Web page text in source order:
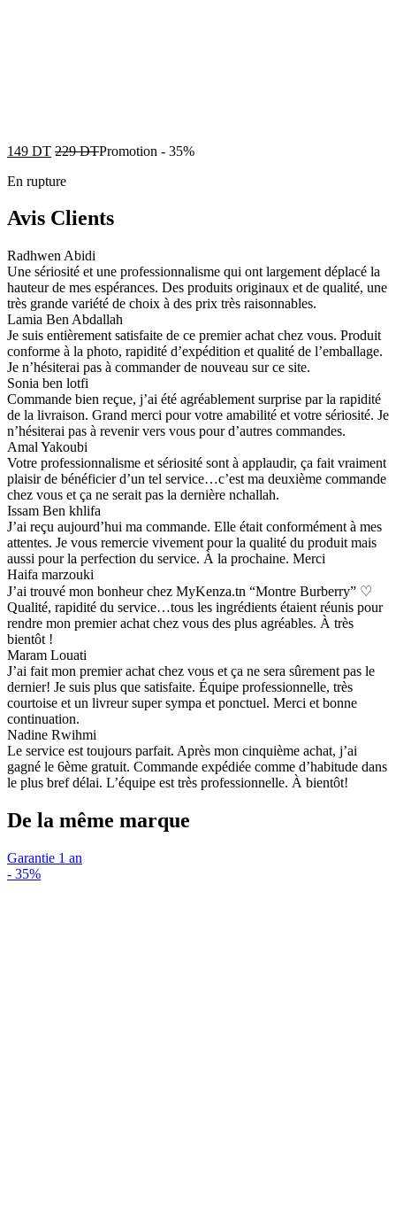
149 DT 229DTPromotion - 35%
En rupture
Avis Clients
Radhwen Abidi
Une sériosité et une professionnalisme qui ont largement déplacé la
hauteur de mes espérances. Des produits originaux et de qualité, une
très grande variété de choix à des prix très raisonnables.
Lamia Ben Abdallah
Je suis entièrement satisfaite de ce premier achat chez vous. Produit
conforme à la photo, rapidité d’expédition et qualité de l’emballage.
Je n’hésiterai pas à commander de nouveau sur ce site.
Sonia ben lotfi
Commande bien reçue, j’ai été agréablement surprise par la rapidité
de la livraison. Grand merci pour votre amabilité et votre sériosité. Je
n’hésiterai pas à revenir vers vous pour d’autres commandes.
Amal Yakoubi
Votre professionnalisme et sériosité sont à applaudir, ça fait vraiment
plaisir de bénéficier d’un tel service…c’est ma deuxième commande
chez vous et ça ne serait pas la dernière nchallah.
Issam Ben khlifa
J’ai reçu aujourd’hui ma commande. Elle était conformément à mes
attentes. Je vous remercie vivement pour la qualité du produit mais
aussi pour la perfection du service. À la prochaine. Merci
Haifa marzouki
J’ai trouvé mon bonheur chez MyKenza.tn “Montre Burberry” ♡
Qualité, rapidité du service…tous les ingrédients étaient réunis pour
rendre mon premier achat chez vous des plus agréables. À très
bientôt !
Maram Louati
J’ai fait mon premier achat chez vous et ça ne sera sûrement pas le
dernier! Je suis plus que satisfaite. Équipe professionnelle, très
courtoise et un livreur super sympa et ponctuel. Merci et bonne
continuation.
Nadine Rwihmi
Le service est toujours parfait. Après mon cinquième achat, j’ai
gagné le 6ème gratuit. Commande expédiée comme d’habitude dans
le plus bref délai. L’équipe est très professionnelle. À bientôt!
De la même marque
Garantie 1 an
- 35%